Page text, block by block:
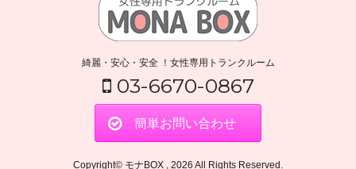
綺麗・安心・安全 ！女性専用トランクルーム
03-6670-0867
簡単お問い合わせ
Copyright© モナBOX , 2026 All Rights Reserved.